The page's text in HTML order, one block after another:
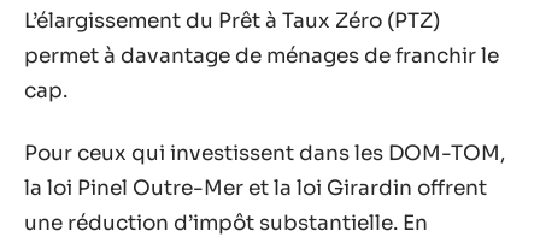
L’élargissement du Prêt à Taux Zéro (PTZ)
permet à davantage de ménages de franchir le
cap.
Pour ceux qui investissent dans les DOM-TOM,
la loi Pinel Outre-Mer et la loi Girardin offrent
une réduction d’impôt substantielle. En